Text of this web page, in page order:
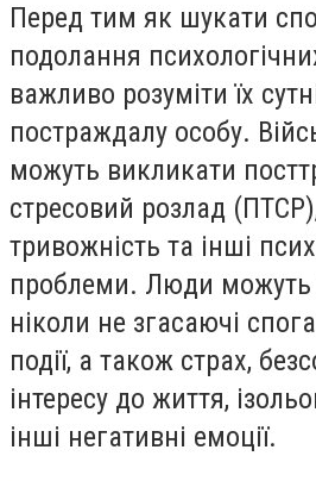
Перед тим як шукати
подолання
важливо розуміти їх
постраждалу особу.
можуть викликати
стресовий розлад
тривожність та інші
проблеми. Люди можуть
ніколи не згасаючі
події, а також страх,
інтересу до життя,
інші негативні емоції.